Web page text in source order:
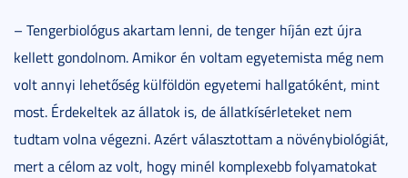
– Tengerbiológus akartam lenni, de tenger híján ezt újra
kellett gondolnom. Amikor én voltam egyetemista még nem
volt annyi lehetőség külföldön egyetemi hallgatóként, mint
most. Érdekeltek az állatok is, de állatkísérleteket nem
tudtam volna végezni. Azért választottam a növénybiológiát,
mert a célom az volt, hogy minél komplexebb folyamatokat